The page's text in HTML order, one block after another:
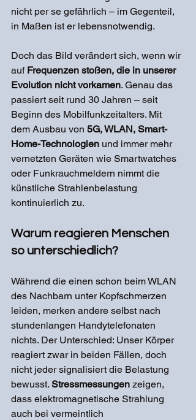
nicht per se gefährlich – im Gegenteil,
in Maßen ist er lebensnotwendig.
Doch das Bild verändert sich, wenn wir
auf Frequenzen stoßen, die in unserer
Evolution nicht vorkamen. Genau das
passiert seit rund 30 Jahren – seit
Beginn des Mobilfunkzeitalters. Mit
dem Ausbau von 5G, WLAN, Smart-
Home-Technologien und immer mehr
vernetzten Geräten wie Smartwatches
oder Funkrauchmeldern nimmt die
künstliche Strahlenbelastung
kontinuierlich zu.
Warum reagieren Menschen
so unterschiedlich?
Während die einen schon beim WLAN
des Nachbarn unter Kopfschmerzen
leiden, merken andere selbst nach
stundenlangen Handytelefonaten
nichts. Der Unterschied: Unser Körper
reagiert zwar in beiden Fällen, doch
nicht jeder signalisiert die Belastung
bewusst. Stressmessungen zeigen,
dass elektromagnetische Strahlung
auch bei vermeintlich